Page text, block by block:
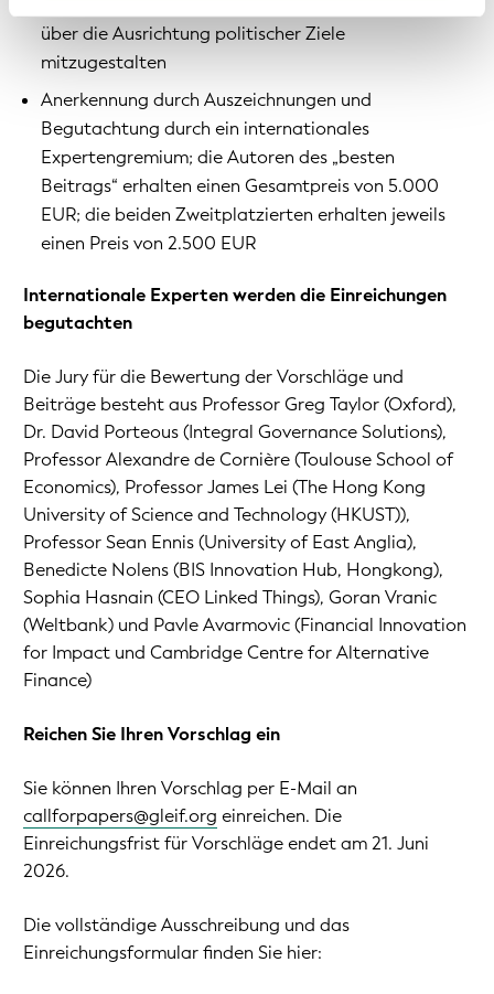
von Cookies zuzustimmen.
zu treten, um Ideen einzubringen und die Debatte
über die Ausrichtung politischer Ziele
mitzugestalten
Anerkennung durch Auszeichnungen und
Begutachtung durch ein internationales
Expertengremium; die Autoren des „besten
Beitrags“ erhalten einen Gesamtpreis von 5.000
EUR; die beiden Zweitplatzierten erhalten jeweils
einen Preis von 2.500 EUR
Internationale Experten werden die Einreichungen
begutachten
Die Jury für die Bewertung der Vorschläge und
Beiträge besteht aus Professor Greg Taylor (Oxford),
Dr. David Porteous (Integral Governance Solutions),
Professor Alexandre de Cornière (Toulouse School of
Economics), Professor James Lei (The Hong Kong
University of Science and Technology (HKUST)),
Professor Sean Ennis (University of East Anglia),
Benedicte Nolens (BIS Innovation Hub, Hongkong),
Sophia Hasnain (CEO Linked Things), Goran Vranic
(Weltbank) und Pavle Avarmovic (Financial Innovation
for Impact und Cambridge Centre for Alternative
Finance)
Reichen Sie Ihren Vorschlag ein
Sie können Ihren Vorschlag per E-Mail an
callforpapers@gleif.org einreichen. Die
Einreichungsfrist für Vorschläge endet am 21. Juni
2026.
Die vollständige Ausschreibung und das
Einreichungsformular finden Sie hier: